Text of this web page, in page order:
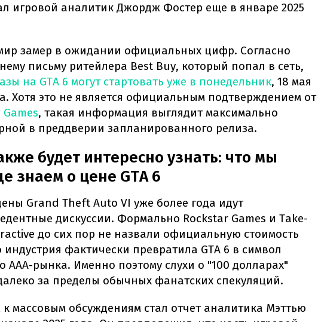
игровой аналитик Джордж Фостер еще в январе 2025
замер в ожидании официальных цифр. Согласно
письму ритейлера Best Buy, который попал в сеть,
на GTA 6 могут стартовать уже в понедельник, 18 мая
Хотя это не является официальным подтверждением от
, такая информация выглядит максимально
в преддверии запланированного релиза.
будет интересно узнать: что мы
знаем о цене GTA 6
Grand Theft Auto VI уже более года идут
дискуссии. Формально Rockstar Games и Take-
до сих пор не назвали официальную стоимость
индустрия фактически превратила GTA 6 в символ
AAA-рынка. Именно поэтому слухи о "100 долларах"
за пределы обычных фанатских спекуляций.
к массовым обсуждениям стал отчет аналитика Мэттью